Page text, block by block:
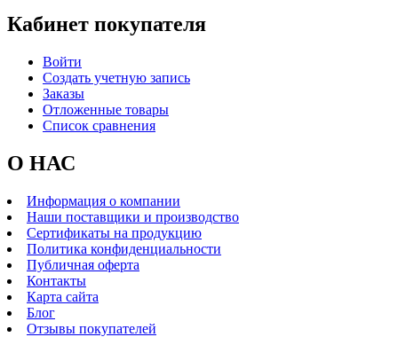
Кабинет покупателя
Войти
Создать учетную запись
Заказы
Отложенные товары
Список сравнения
О НАС
Информация о компании
Наши поставщики и производство
Сертификаты на продукцию
Политика конфиденциальности
Публичная оферта
Контакты
Карта сайта
Блог
Отзывы покупателей